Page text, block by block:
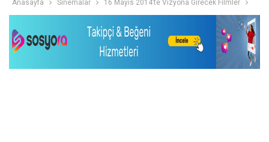
Anasayfa Sinemalar 16 Mayıs 2014’te Vizyona Girecek Filmler